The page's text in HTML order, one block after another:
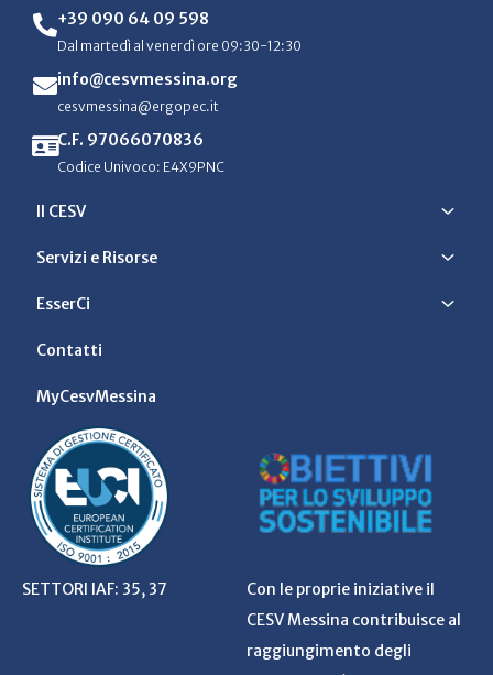
+39 090 64 09 598
Dal martedì al venerdì ore 09:30-12:30
info@cesvmessina.org
cesvmessina@ergopec.it
C.F. 97066070836
Codice Univoco: E4X9PNC
Il CESV
Servizi e Risorse
EsserCi
Contatti
MyCesvMessina
SETTORI IAF: 35, 37
Con le proprie iniziative il
CESV Messina contribuisce al
raggiungimento degli